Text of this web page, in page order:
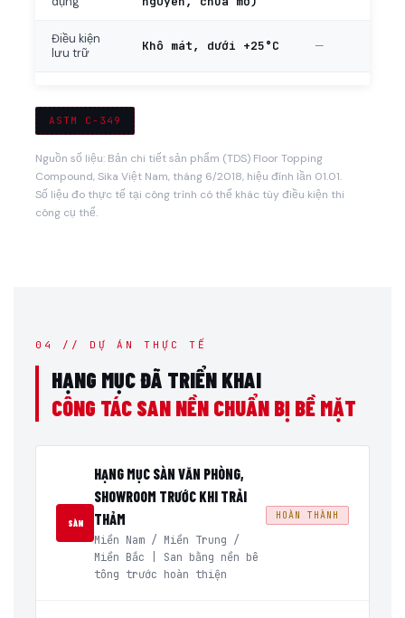
Điều kiện
lưu trữ
Khô mát, dưới +25°C —
ASTM C-349
Nguồn số liệu: Bản chi tiết sản phẩm (TDS) Floor Topping
Compound, Sika Việt Nam, tháng 6/2018, hiệu đính lần 01.01.
Số liệu đo thực tế tại công trình có thể khác tùy điều kiện thi
công cụ thể.
04 // DỰ ÁN THỰC TẾ
HẠNG MỤC ĐÃ TRIỂN KHAI
CÔNG TÁC SAN NỀN CHUẨN BỊ BỀ MẶT
SÀN
HẠNG MỤC SÀN VĂN PHÒNG,
SHOWROOM TRƯỚC KHI TRẢI
THẢM
Miền Nam / Miền Trung /
Miền Bắc | San bằng nền bê
tông trước hoàn thiện
HOÀN THÀNH